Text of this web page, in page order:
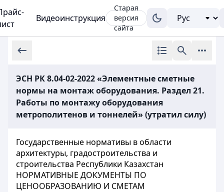
Видеоинструкция
Старая
версия
сайта
ЭСН РК 8.04-02-2022 «Элементные сметные
нормы на монтаж оборудования. Раздел 21.
Работы по монтажу оборудования
метрополитенов и тоннелей» (утратил силу)
Государственные нормативы в области
архитектуры, градостроительства и
строительства Республики Казахстан
НОРМАТИВНЫЕ ДОКУМЕНТЫ ПО
ЦЕНООБРАЗОВАНИЮ И СМЕТАМ